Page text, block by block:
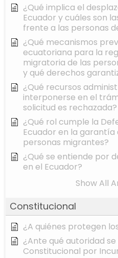
¿Qué implica el
Ecuador y cuáles son
frente a las personas
¿Qué mecanismos
ecuatoriana para la
migratoria de las
y qué derechos
¿Qué recursos
interponerse en el
solicitud es rechazada?
¿Qué rol cumple la
Ecuador en la garantía
personas migrantes?
¿Qué se entiende por
en el Ecuador?
Show All
Constitucional
¿A quiénes protegen
¿Ante qué autoridad
Constitucional por